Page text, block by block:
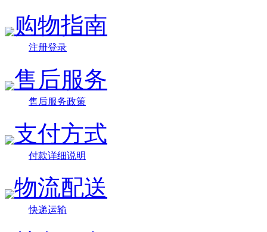
购物指南
注册登录
售后服务
售后服务政策
支付方式
付款详细说明
物流配送
快递运输